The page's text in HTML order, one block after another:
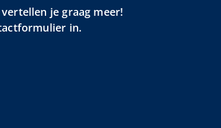
je graag meer!
in.